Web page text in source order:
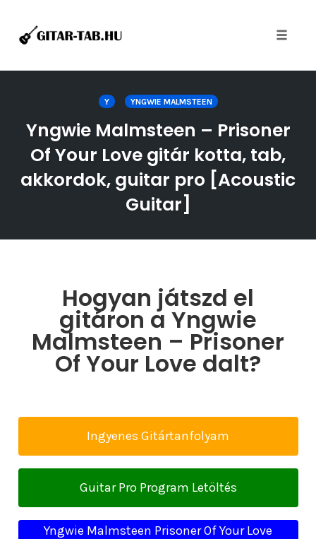
Y YNGWIE MALMSTEEN
Yngwie Malmsteen – Prisoner
Of Your Love gitár kotta, tab,
akkordok, guitar pro [Acoustic
Guitar]
Hogyan játszd el
gitáron a Yngwie
Malmsteen – Prisoner
Of Your Love dalt?
Ingyenes Gitártanfolyam
Guitar Pro Program Letöltés
Yngwie Malmsteen Prisoner Of Your Love